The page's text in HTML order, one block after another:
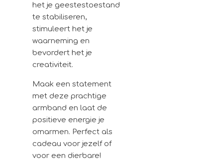
het je geestestoestand
te stabiliseren,
stimuleert het je
waarneming en
bevordert het je
creativiteit.
Maak een statement
met deze prachtige
armband en laat de
positieve energie je
omarmen. Perfect als
cadeau voor jezelf of
voor een dierbare!